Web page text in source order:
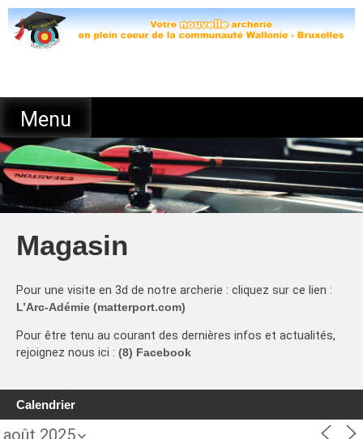
Skip
to
content
Menu
Magasin
Pour une visite en 3d de notre archerie : cliquez sur ce lien :
L’Arc-Adémie (matterport.com)
Pour être tenu au courant des dernières infos et actualités,
rejoignez nous ici : (8) Facebook
Calendrier